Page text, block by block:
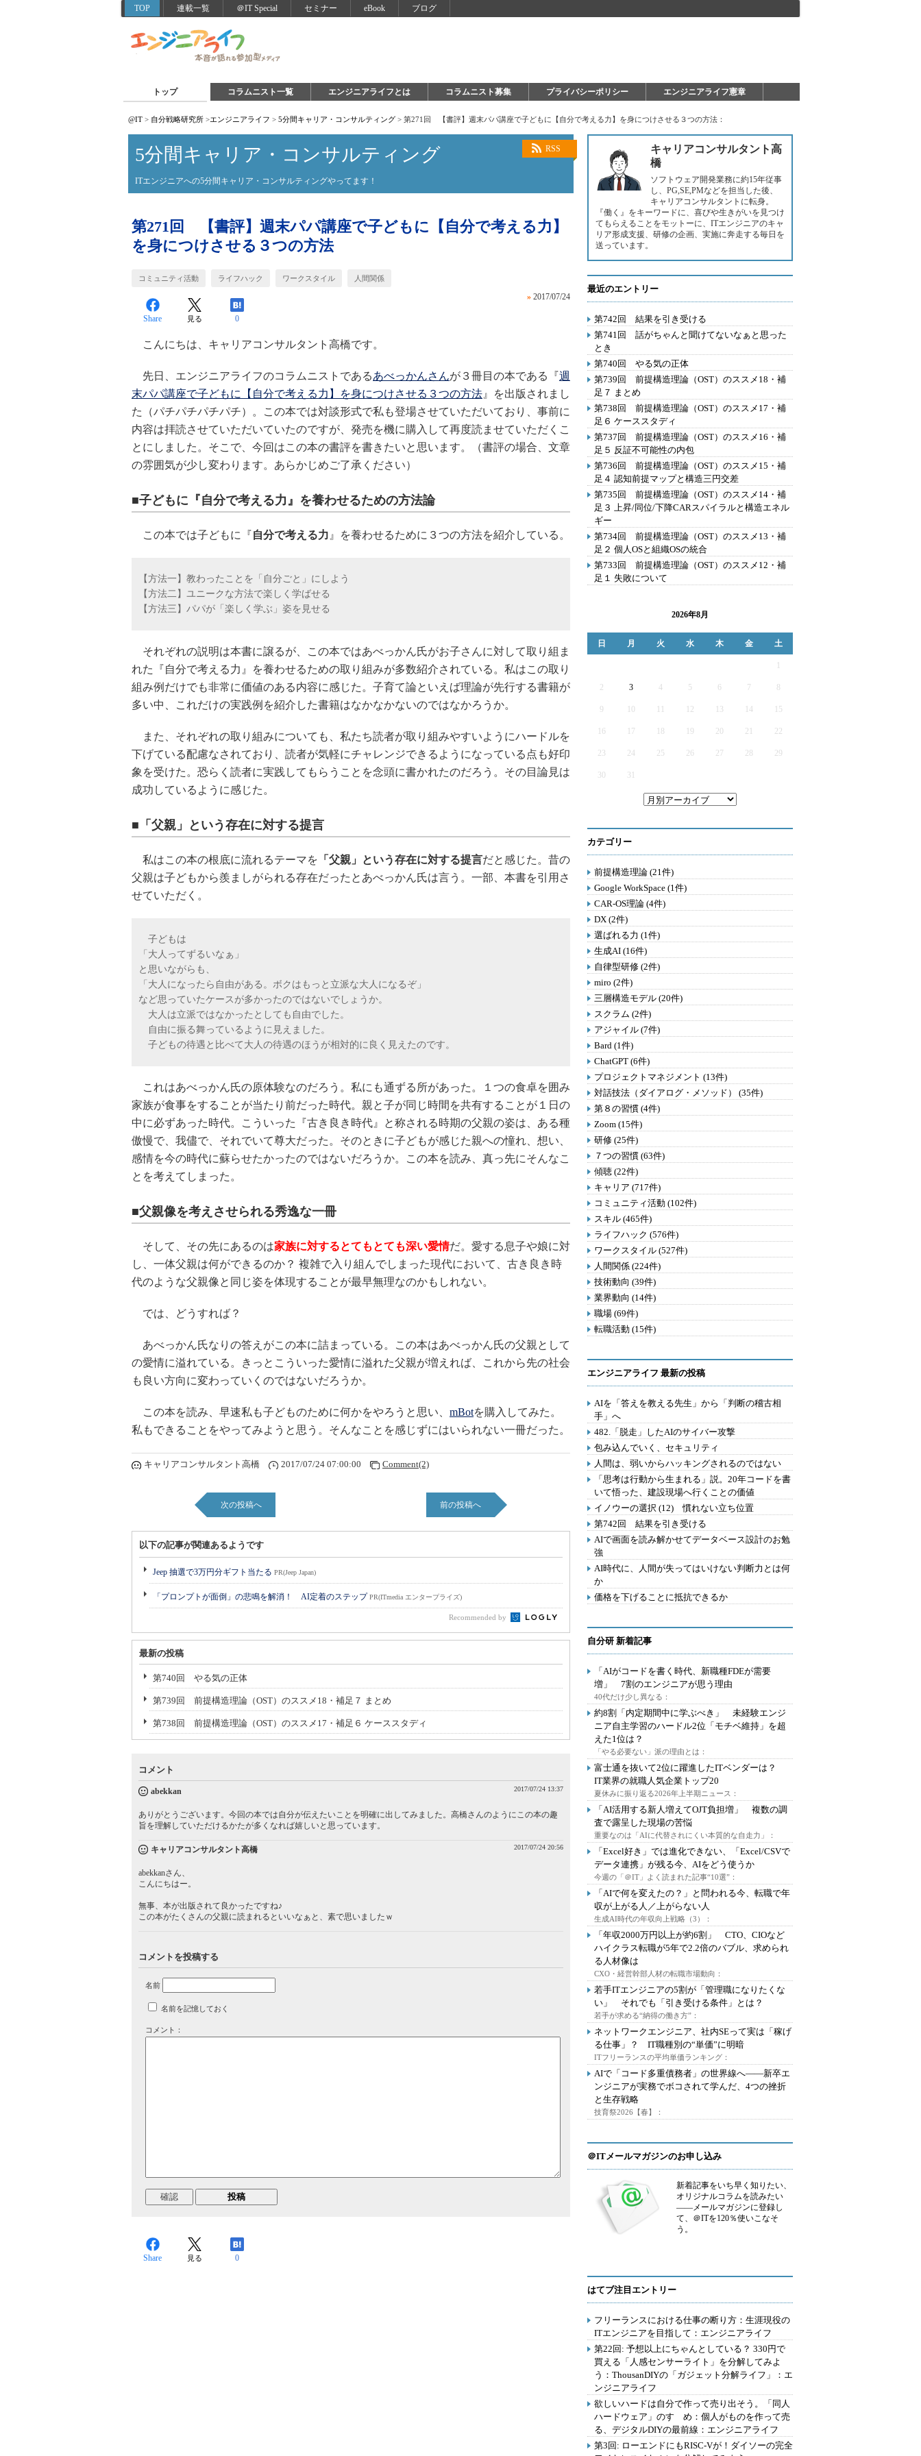
TOP 連載一覧 ＠IT Special セミナー eBook ブログ
トップ コラムニスト一覧 エンジニアライフとは コラムニスト募集 プライバシーポリシー エンジニアライフ憲章
@IT > 自分戦略研究所 >エンジニアライフ > 5分間キャリア・コンサルティング > 第271回 【書評】週末パパ講座で子どもに【自分で考える力】を身につけさせる３つの方法：
RSS
5分間キャリア・コンサルティング
ITエンジニアへの5分間キャリア・コンサルティングやってます！
第271回 【書評】週末パパ講座で子どもに【自分で考える力】
を身につけさせる３つの方法
コミュニティ活動 ライフハック ワークスタイル 人間関係
» 2017/07/24
Share 見る 0
こんにちは、キャリアコンサルタント高橋です。
先日、エンジニアライフのコラムニストであるあべっかんさんが３冊目の本である『週
末パパ講座で子どもに【自分で考える力】を身につけさせる３つの方法 』を出版されまし
た（パチパチパチパチ）。この本では対談形式で私も登場させていただいており、事前に
内容は拝読させていただいていたのですが、発売を機に購入して再度読ませていただくこ
とにしました。そこで、今回はこの本の書評を書きたいと思います。（書評の場合、文章
の雰囲気が少し変わります。あらかじめご了承ください）
■子どもに『自分で考える力』を養わせるための方法論
この本では子どもに『自分で考える力 』を養わせるために３つの方法を紹介している。
【方法一】教わったことを「自分ごと」にしよう
【方法二】ユニークな方法で楽しく学ばせる
【方法三】パパが「楽しく学ぶ」姿を見せる
それぞれの説明は本書に譲るが、この本ではあべっかん氏がお子さんに対して取り組ま
れた『自分で考える力』を養わせるための取り組みが多数紹介されている。私はこの取り
組み例だけでも非常に価値のある内容に感じた。子育て論といえば理論が先行する書籍が
多い中、これだけの実践例を紹介した書籍はなかなかないのではなかろうか。
また、それぞれの取り組みについても、私たち読者が取り組みやすいようにハードルを
下げている配慮なされており、読者が気軽にチャレンジできるようになっている点も好印
象を受けた。恐らく読者に実践してもらうことを念頭に書かれたのだろう。その目論見は
成功しているように感じた。
■「父親」という存在に対する提言
私はこの本の根底に流れるテーマを 「父親」という存在に対する提言だと感じた。昔の
父親は子どもから羨ましがられる存在だったとあべっかん氏は言う。一部、本書を引用さ
せていただく。
子どもは
「大人ってずるいなぁ」
と思いながらも、
「大人になったら自由がある。ボクはもっと立派な大人になるぞ」
など思っていたケースが多かったのではないでしょうか。
大人は立派ではなかったとしても自由でした。
自由に振る舞っているように見えました。
子どもの待遇と比べて大人の待遇のほうが相対的に良く見えたのです。
これはあべっかん氏の原体験なのだろう。私にも通ずる所があった。１つの食卓を囲み
家族が食事をすることが当たり前だった時代。親と子が同じ時間を共有することが１日の
中に必ずあった時代。こういった『古き良き時代』と称される時期の父親の姿は、ある種
傲慢で、我儘で、それでいて尊大だった。そのときに子どもが感じた親への憧れ、想い、
感情を今の時代に蘇らせたかったのではないだろうか。この本を読み、真っ先にそんなこ
とを考えてしまった。
■父親像を考えさせられる秀逸な一冊
そして、その先にあるのは家族に対するとてもとても深い愛情だ。愛する息子や娘に対
し、一体父親は何ができるのか？ 複雑で入り組んでしまった現代において、古き良き時
代のような父親像と同じ姿を体現することが最早無理なのかもしれない。
では、どうすれば？
あべっかん氏なりの答えがこの本に詰まっている。この本はあべっかん氏の父親として
の愛情に溢れている。きっとこういった愛情に溢れた父親が増えれば、これから先の社会
も良い方向に変わっていくのではないだろうか。
この本を読み、早速私も子どものために何かをやろうと思い、 mBotを購入してみた。
私もできることをやってみようと思う。そんなことを感じずにはいられない一冊だった。
キャリアコンサルタント高橋 2017/07/24 07:00:00 Comment(2)
次の投稿へ 前の投稿へ
以下の記事が関連あるようです
Jeep 抽選で3万円分ギフト当たる PR(Jeep Japan)
「プロンプトが面倒」の悲鳴を解消！ AI定着のステップPR(ITmedia エンタープライズ)
Recommended by
最新の投稿
第740回 やる気の正体
第739回 前提構造理論（OST）のススメ18・補足７ まとめ
第738回 前提構造理論（OST）のススメ17・補足６ ケーススタディ
コメント
abekkan 2017/07/24 13:37
ありがとうございます。今回の本では自分が伝えたいことを明確に出してみました。高橋さんのようにこの本の趣
旨を理解していただけるかたが多くなれば嬉しいと思っています。
キャリアコンサルタント高橋 2017/07/24 20:56
abekkanさん、
こんにちはー。
無事、本が出版されて良かったですね♪
この本がたくさんの父親に読まれるといいなぁと、素で思いましたｗ
コメントを投稿する
名前
名前を記憶しておく
コメント：
Share 見る 0
キャリアコンサルタント高
橋
ソフトウェア開発業務に約15年従事
し、PG,SE,PMなどを担当した後、
キャリアコンサルタントに転身。
『働く』をキーワードに、喜びや生きがいを見つけ
てもらえることをモットーに、ITエンジニアのキャ
リア形成支援、研修の企画、実施に奔走する毎日を
送っています。
最近のエントリー
第742回 結果を引き受ける
第741回 話がちゃんと聞けてないなぁと思った
とき
第740回 やる気の正体
第739回 前提構造理論（OST）のススメ18・補
足７ まとめ
第738回 前提構造理論（OST）のススメ17・補
足６ ケーススタディ
第737回 前提構造理論（OST）のススメ16・補
足５ 反証不可能性の内包
第736回 前提構造理論（OST）のススメ15・補
足４ 認知前提マップと構造三円交差
第735回 前提構造理論（OST）のススメ14・補
足３ 上昇/同位/下降CARスパイラルと構造エネル
ギー
第734回 前提構造理論（OST）のススメ13・補
足２ 個人OSと組織OSの統合
第733回 前提構造理論（OST）のススメ12・補
足１ 失敗について
2026年8月
日 月 火 水 木 金 土
2 3 4 5 6 7
9 12 13 14 15
16 17 19 20 21 22
23 24 25 26 27 28 29
30 31
カテゴリー
前提構造理論 (21件)
Google WorkSpace (1件)
CAR-OS理論 (4件)
DX (2件)
選ばれる力 (1件)
生成AI (16件)
自律型研修 (2件)
miro (2件)
三層構造モデル (20件)
スクラム (2件)
アジャイル (7件)
Bard (1件)
ChatGPT (6件)
プロジェクトマネジメント (13件)
対話技法（ダイアログ・メソッド） (35件)
第８の習慣 (4件)
Zoom (15件)
研修 (25件)
７つの習慣 (63件)
傾聴 (22件)
キャリア (717件)
コミュニティ活動 (102件)
スキル (465件)
ライフハック (576件)
ワークスタイル (527件)
人間関係 (224件)
技術動向 (39件)
業界動向 (14件)
職場 (69件)
転職活動 (15件)
エンジニアライフ 最新の投稿
AIを「答えを教える先生」から「判断の稽古相
手」へ
482.「脱走」したAIのサイバー攻撃
包み込んでいく、セキュリティ
人間は、弱いからハッキングされるのではない
「思考は行動から生まれる」説。20年コードを書
いて悟った、建設現場へ行くことの価値
イノウーの選択 (12) 慣れない立ち位置
第742回 結果を引き受ける
AIで画面を読み解かせてデータベース設計のお勉
強
AI時代に、人間が失ってはいけない判断力とは何
か
価格を下げることに抵抗できるか
自分研 新着記事
「AIがコードを書く時代、新職種FDEが需要
増」 7割のエンジニアが思う理由
40代だけ少し異なる：
約8割「内定期間中に学ぶべき」 未経験エンジ
ニア自主学習のハードル2位「モチベ維持」を超
えた1位は？
「やる必要ない」派の理由とは：
富士通を抜いて2位に躍進したITベンダーは？
IT業界の就職人気企業トップ20
夏休みに振り返る2026年上半期ニュース：
「AI活用する新人増えてOJT負担増」 複数の調
査で露呈した現場の苦悩
重要なのは「AIに代替されにくい本質的な自走力」：
「Excel好き」では進化できない、「Excel/CSVで
データ連携」が残る今、AIをどう使うか
今週の「＠IT」よく読まれた記事“10選”：
「AIで何を変えたの？」と問われる今、転職で年
収が上がる人／上がらない人
生成AI時代の年収向上戦略（3）：
「年収2000万円以上が約6割」 CTO、CIOなど
ハイクラス転職が5年で2.2倍のバブル、求められ
る人材像は
CXO・経営幹部人材の転職市場動向：
若手ITエンジニアの5割が「管理職になりたくな
い」 それでも「引き受ける条件」とは？
若手が求める“納得の働き方”：
ネットワークエンジニア、社内SEって実は「稼げ
る仕事」？ IT職種別の“単価”に明暗
ITフリーランスの平均単価ランキング：
AIで「コード多重債務者」の世界線へ――新卒エ
ンジニアが実務でボコされて学んだ、4つの挫折
と生存戦略
技育祭2026【春】：
＠ITメールマガジンのお申し込み
新着記事をいち早く知りたい、
オリジナルコラムを読みたい
――メールマガジンに登録し
て、＠ITを120％使いこなそ
う。
はてブ注目エントリー
フリーランスにおける仕事の断り方：生涯現役の
ITエンジニアを目指して：エンジニアライフ
第22回: 予想以上にちゃんとしている？ 330円で
買える「人感センサーライト」を分解してみよ
う：ThousanDIYの「ガジェット分解ライフ」：エ
ンジニアライフ
欲しいハードは自分で作って売り出そう。「同人
ハードウェア」のすゝめ：個人がものを作って売
る、デジタルDIYの最前線：エンジニアライフ
第3回: ローエンドにもRISC-Vが！ダイソーの完全